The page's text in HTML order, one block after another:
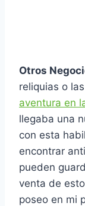
Otros
reliquias o
aventura en
llegaba una
con esta
encontrar
pueden
venta de
poseo en mi